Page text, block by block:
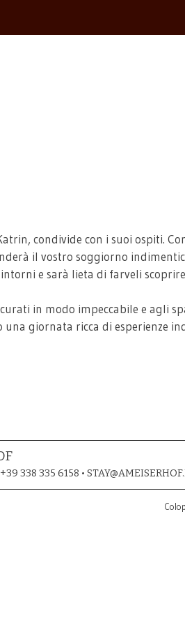
condivide con i suoi ospiti.
il vostro soggiorno
e sarà lieta di farveli
in modo impeccabile e agli
giornata ricca di esperienze
338 335 6158 •